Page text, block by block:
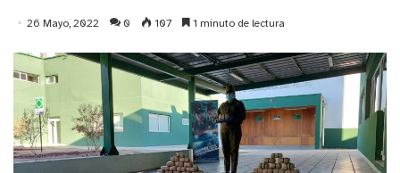
26 Mayo, 2022 0 107 1 minuto de lectura